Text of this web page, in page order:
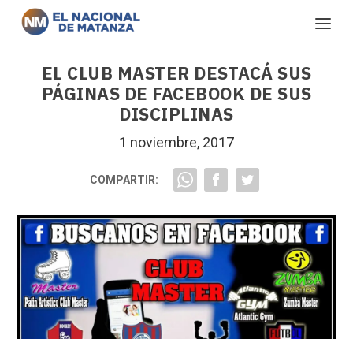
EL CLUB MASTER DESTACÁ SUS
PÁGINAS DE FACEBOOK DE SUS
DISCIPLINAS
1 noviembre, 2017
COMPARTIR: